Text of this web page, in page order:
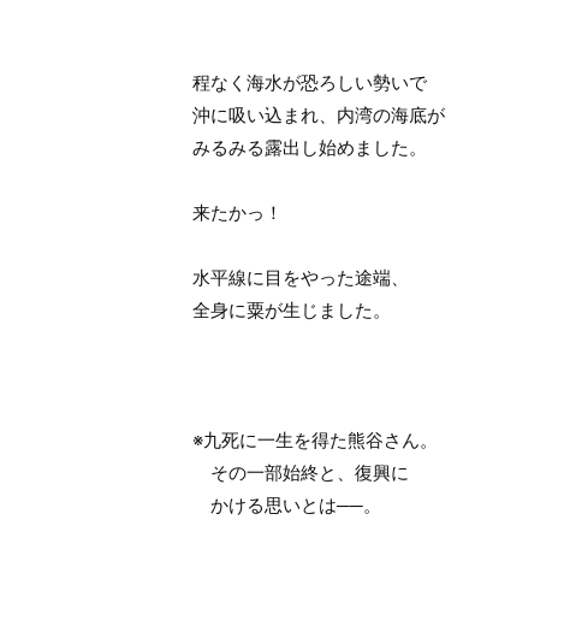
程なく海水が恐ろしい勢いで
沖に吸い込まれ、内湾の海底が
みるみる露出し始めました。
来たかっ！
水平線に目をやった途端、
全身に粟が生じました。
※九死に一生を得た熊谷さん。
その一部始終と、復興に
かける思いとは──。